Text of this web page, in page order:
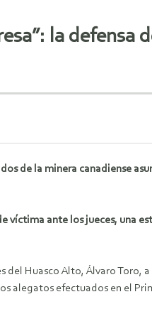
la defensa
de la minera canadiense
víctima ante los jueces, una
Huasco Alto, Álvaro Toro,
alegatos efectuados en el